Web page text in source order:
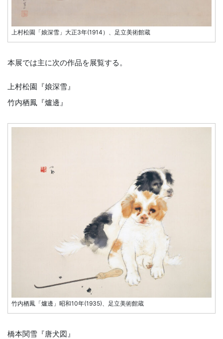
上村松園「娘深雪」大正3年(1914）、足立美術館蔵
本展では主に次の作品を展覧する。
上村松園『娘深雪』
竹内栖鳳『爐邊』
竹内栖鳳「爐邊」昭和10年(1935)、足立美術館蔵
橋本関雪『唐犬図』